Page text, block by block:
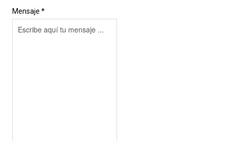
Mensaje *